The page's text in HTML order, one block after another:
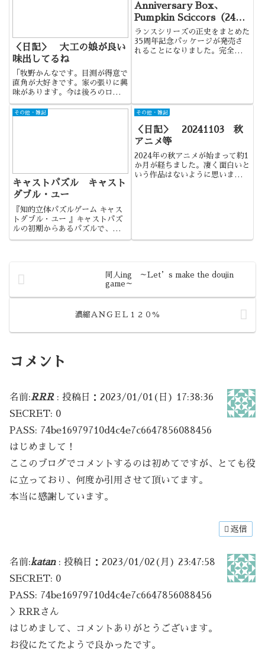
＜日記＞ 大工の娘が良い
味出してるね
「牧野かんなです。目測が得意で
直角が大好きです。家の張りに興
味があります。今は後ろのロッカ
す・・・バトン部です（ヒロシで
Anniversary Box、
Pumpkin Sciccors（24
巻）等
ランスシリーズの正史をまとめた
35周年記念パッケージが発売さ
れることになりました。完全受注
その他・雑記
キャストパズル キャスト
ダブル・ユー
『知的立体パズルゲーム キャス
トダブル・ユー 』キャストパズ
ルの初期からあるパズルで、キャ
その他・雑記
＜日記＞ 20241103 秋
アニメ等
2024年の秋アニメが始まって約1
か月が経ちました。凄く面白いと
いう作品はないように思います
同人ing ～Let’s make the doujin
game～
濃縮ＡＮＧＥＬ１２０％
コメント
名前:RRR: 投稿日：2023/01/01(日) 17:38:36
SECRET: 0
PASS: 74be16979710d4c4e7c6647856088456
はじめまして！
ここのブログでコメントするのは初めてですが、とても役
に立っており、何度か引用させて頂いてます。
本当に感謝しています。
返信
名前:katan: 投稿日：2023/01/02(月) 23:47:58
SECRET: 0
PASS: 74be16979710d4c4e7c6647856088456
＞RRRさん
はじめまして、コメントありがとうございます。
お役にたてたようで良かったです。